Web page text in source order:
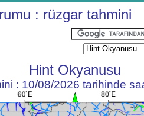
: rüzgar tahmini
Hint Okyanusu
: 10/08/2026 tarihinde